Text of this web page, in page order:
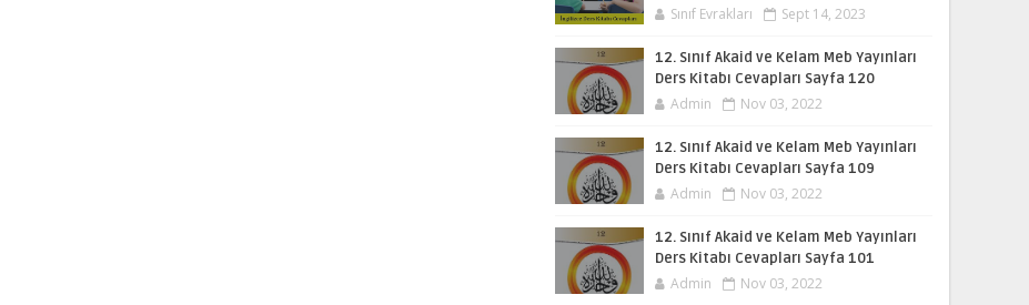
Sınıf Evrakları Sept 14, 2023
12. Sınıf Akaid ve Kelam Meb Yayınları
Ders Kitabı Cevapları Sayfa 120
Admin Nov 03, 2022
12. Sınıf Akaid ve Kelam Meb Yayınları
Ders Kitabı Cevapları Sayfa 109
Admin Nov 03, 2022
12. Sınıf Akaid ve Kelam Meb Yayınları
Ders Kitabı Cevapları Sayfa 101
Admin Nov 03, 2022